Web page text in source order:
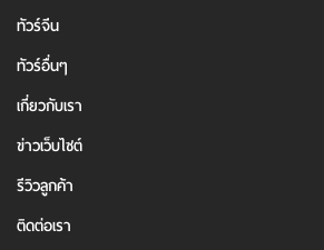
ทัวร์จีน
ทัวร์อื่นๆ
เกี่ยวกับเรา
ข่าวเว็บไซต์
รีวิวลูกค้า
ติดต่อเรา